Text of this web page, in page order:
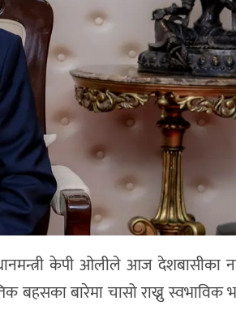
केपी ओलीले आज देशबासीका
बहसका बारेमा चासो राख्नु स्वभाविक